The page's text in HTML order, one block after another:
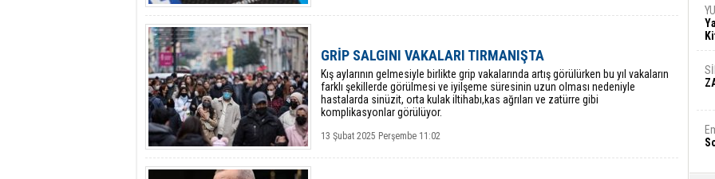
GRİP SALGINI VAKALARI TIRMANIŞTA
Kış aylarının gelmesiyle birlikte grip vakalarında artış görülürken bu yıl vakaların
farklı şekillerde görülmesi ve iyilşeme süresinin uzun olması nedeniyle
hastalarda sinüzit, orta kulak iltihabı,kas ağrıları ve zatürre gibi
komplikasyonlar görülüyor.
13 Şubat 2025 Perşembe 11:02